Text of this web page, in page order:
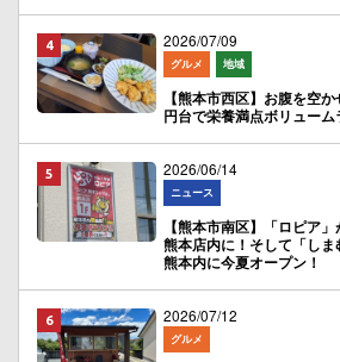
2026/07/09
グルメ 地域
【熊本市西区】お腹を空
円台で栄養満点ボリューム
2026/06/14
ニュース
【熊本市南区】「ロピア
熊本店内に！そして「し
熊本内に今夏オープン！
2026/07/12
グルメ